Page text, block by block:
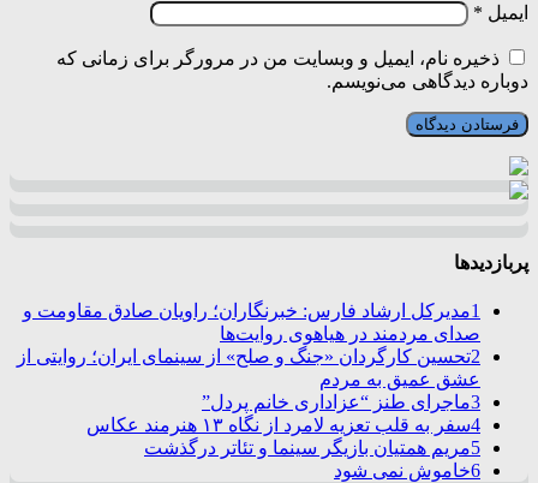
ایمیل *
ذخیره نام، ایمیل و وبسایت من در مرورگر برای زمانی که
دوباره دیدگاهی می‌نویسم.
پربازدیدها
1مدیرکل ارشاد فارس: خبرنگاران؛ راویان صادق مقاومت و
صدای مردمند در هیاهوی روایت‌ها
2تحسین کارگردان «جنگ و صلح» از سینمای ایران؛ روایتی از
عشق عمیق به مردم
3ماجرای طنز “عزاداری خانم پردل”
4سفر به قلب تعزیه لامرد از نگاه ۱۳ هنرمند عکاس
5مریم همتیان بازیگر سینما و تئاتر درگذشت
6خاموش نمی شود